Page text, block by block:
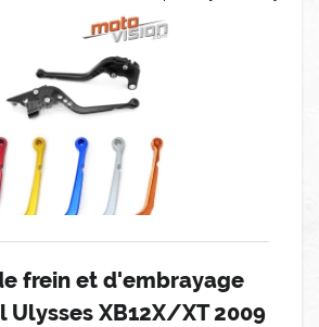
frein et d'embrayage
Ulysses XB12X/XT 2009